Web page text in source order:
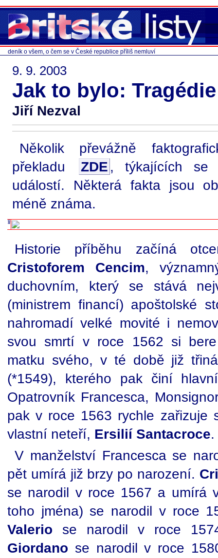
deník o všem, o čem se v České republice příliš nemluví
9. 9. 2003
Jak to bylo:
Jiří Nezval
Několik převážně
překladu
ZDE , týkajících se
událostí. Některá fakta jsou
méně známa.
Historie příběhu začíná
Cristoforem Cencim,
duchovním, který se stává
(ministrem financí) apoštolské
nahromadí velké movité i
svou smrtí v roce 1562 si
matku svého, v té době již
(*1549), kterého pak činí
Opatrovník Francesca,
pak v roce 1563 rychle zařizuje
vlastní neteří, Ersilií Santacroce.
V manželství Francesca se
pět umírá již brzy po narození.
se narodil v roce 1567 a umírá
toho jména) se narodil v roce
Valerio se narodil v roce
Giordano se narodil v roce